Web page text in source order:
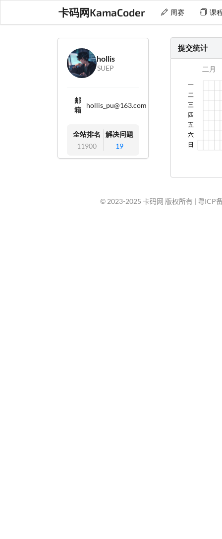
卡码网KamaCoder 周赛 课
hollis
SUEP
邮
箱
hollis_pu@163.com
全站排名
11900
解决问题
19
提交统计
© 2023-2025 卡码网 版权所有 | 粤ICP